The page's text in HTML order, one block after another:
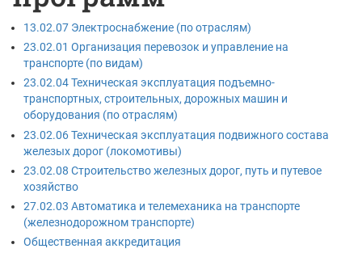
13.02.07 Электроснабжение (по отраслям)
23.02.01 Организация перевозок и управление на
транспорте (по видам)
23.02.04 Техническая эксплуатация подъемно-
транспортных, строительных, дорожных машин и
оборудования (по отраслям)
23.02.06 Техническая эксплуатация подвижного состава
железых дорог (локомотивы)
23.02.08 Строительство железных дорог, путь и путевое
хозяйство
27.02.03 Автоматика и телемеханика на транспорте
(железнодорожном транспорте)
Общественная аккредитация